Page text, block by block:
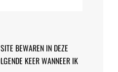
BEWAREN IN DEZE
KEER WANNEER IK